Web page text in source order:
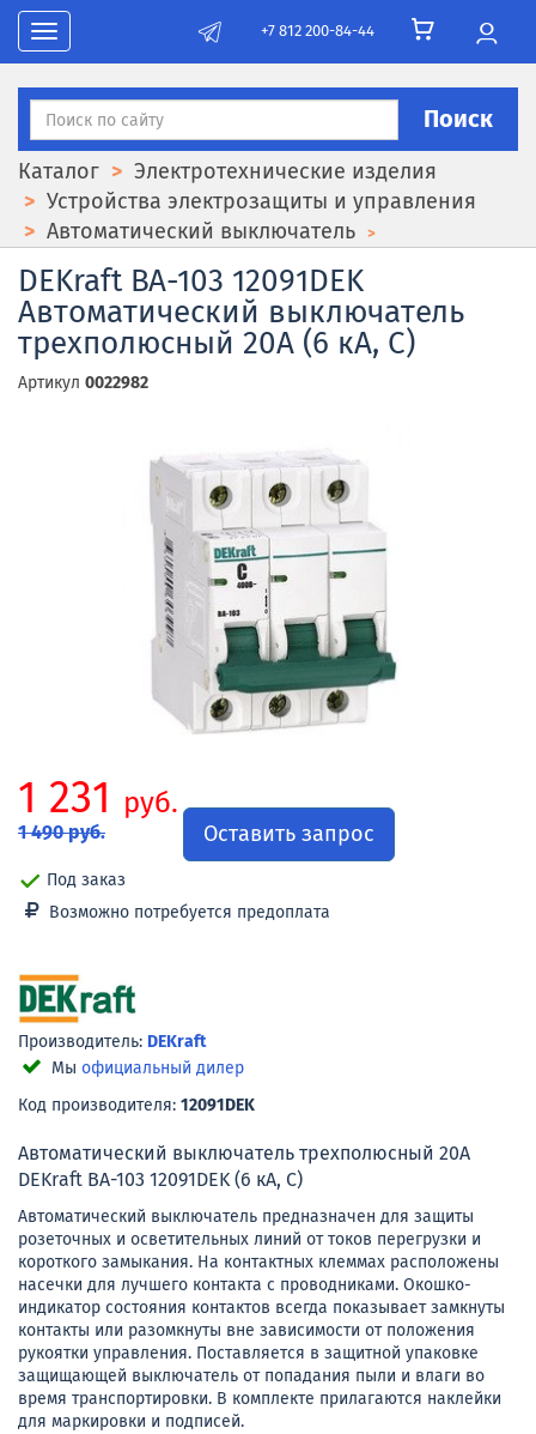
Toggle navigation
+7 812 200-84-44
Поиск
Каталог
Электротехнические изделия
Устройства электрозащиты и управления
Автоматический выключатель
DEKraft ВА-103 12091DEK
Автоматический выключатель
трехполюсный 20А (6 кА, C)
Артикул 0022982
1 231 руб.
1 490 руб. Оставить запрос
Под заказ
Возможно потребуется предоплата
Производитель: DEKraft
Мы официальный дилер
Код производителя: 12091DEK
Автоматический выключатель трехполюсный 20А
DEKraft ВА-103 12091DEK (6 кА, C)
Автоматический выключатель предназначен для защиты
розеточных и осветительных линий от токов перегрузки и
короткого замыкания. На контактных клеммах расположены
насечки для лучшего контакта с проводниками. Окошко-
индикатор состояния контактов всегда показывает замкнуты
контакты или разомкнуты вне зависимости от положения
рукоятки управления. Поставляется в защитной упаковке
защищающей выключатель от попадания пыли и влаги во
время транспортировки. В комплекте прилагаются наклейки
для маркировки и подписей.